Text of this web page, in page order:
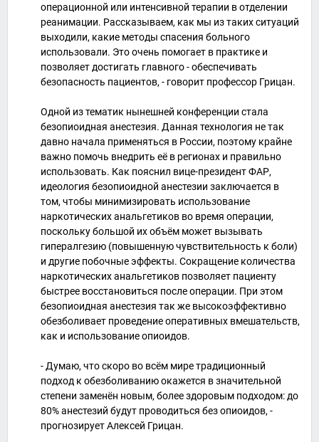
операционной или интенсивной терапии в отделении
реанимации. Рассказываем, как мы из таких ситуаций
выходили, какие методы спасения больного
использовали. Это очень помогает в практике и
позволяет достигать главного - обеспечивать
безопасность пациентов, - говорит профессор Грицан.
Одной из тематик нынешней конференции стала
безопиоидная анестезия. Данная технология не так
давно начала применяться в России, поэтому крайне
важно помочь внедрить её в регионах и правильно
использовать. Как пояснил вице-президент ФАР,
идеология безопиоидной анестезии заключается в
том, чтобы минимизировать использование
наркотических анальгетиков во время операции,
поскольку большой их объём может вызывать
гипералгезию (повышенную чувствительность к боли)
и другие побочные эффекты. Сокращение количества
наркотических анальгетиков позволяет пациенту
быстрее восстановиться после операции. При этом
безопиоидная анестезия так же высокоэффективно
обезболивает проведение оперативных вмешательств,
как и использование опиоидов.
- Думаю, что скоро во всём мире традиционный
подход к обезболиванию окажется в значительной
степени заменён новым, более здоровым подходом: до
80% анестезий будут проводиться без опиоидов, -
прогнозирует Алексей Грицан.